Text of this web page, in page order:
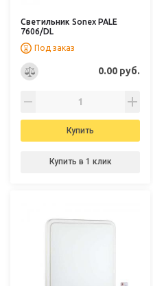
Светильник Sonex PALE
7606/DL
Под заказ
0.00 руб.
Купить
Купить в 1 клик